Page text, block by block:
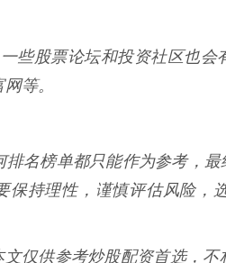
些股票论坛和投资社区也
等。
排名榜单都只能作为参考，
保持理性，谨慎评估风险，
仅供参考炒股配资首选，